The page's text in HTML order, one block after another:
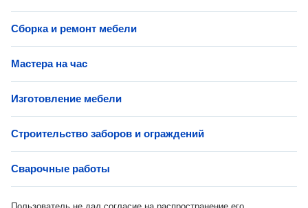
Сборка и ремонт мебели
Мастера на час
Изготовление мебели
Строительство заборов и ограждений
Сварочные работы